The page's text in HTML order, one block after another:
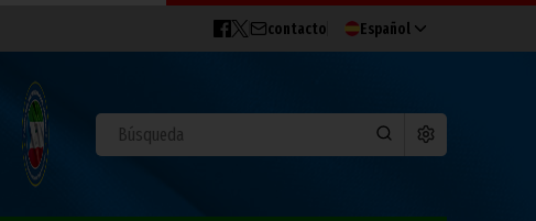
contacto Español